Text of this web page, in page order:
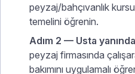
peyzaj/bahçıvanlık
temelini öğrenin.
Adım 2 — Usta
peyzaj firmasında
bakımını uygulamalı